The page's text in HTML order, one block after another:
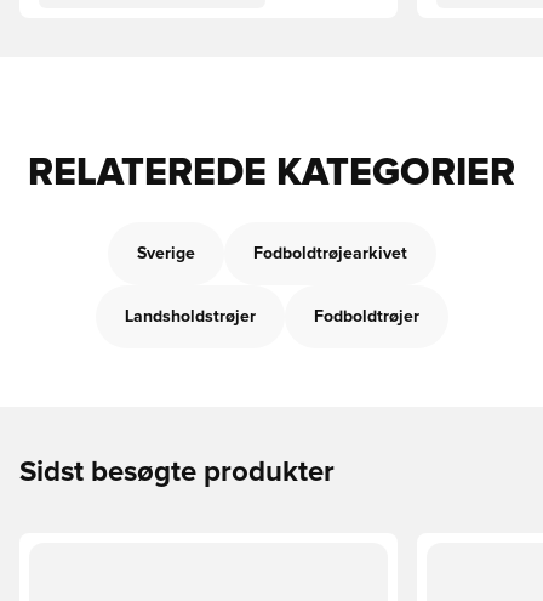
RELATEREDE KATEGORIER
Sverige Fodboldtrøjearkivet
Landsholdstrøjer Fodboldtrøjer
Sidst besøgte produkter